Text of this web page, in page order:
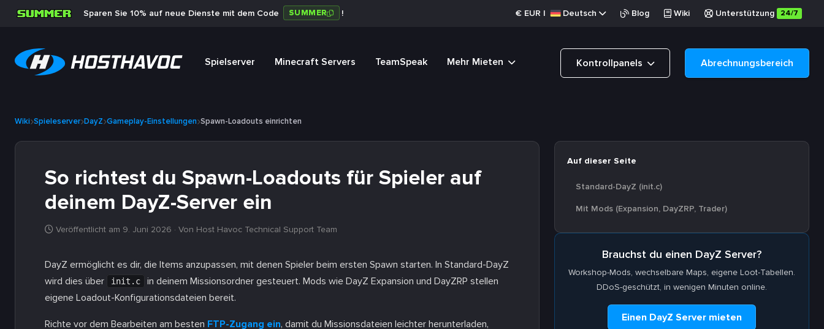
Sparen Sie 10% auf neue Dienste mit dem Code SUMMER ! € EUR | Deutsch Blog Wiki Unterstützung 24/7
Spielserver Minecraft Servers TeamSpeak Mehr Mieten Kontrollpanels Abrechnungsbereich
Wiki Spieleserver DayZ Gameplay-Einstellungen Spawn-Loadouts einrichten
So richtest du Spawn-Loadouts für Spieler auf
deinem DayZ-Server ein
Veröffentlicht am 9. Juni 2026 · Von Host Havoc Technical Support Team
DayZ ermöglicht es dir, die Items anzupassen, mit denen Spieler beim ersten Spawn starten. In Standard-DayZ
wird dies über
init.c
in deinem Missionsordner gesteuert. Mods wie DayZ Expansion und DayZRP stellen
eigene Loadout-Konfigurationsdateien bereit.
Richte vor dem Bearbeiten am besten FTP-Zugang ein, damit du Missionsdateien leichter herunterladen,
Auf dieser Seite
Standard-DayZ (init.c)
Mit Mods (Expansion, DayZRP, Trader)
Brauchst du einen DayZ Server?
Workshop-Mods, wechselbare Maps, eigene Loot-Tabellen.
DDoS-geschützt, in wenigen Minuten online.
Einen DayZ Server mieten